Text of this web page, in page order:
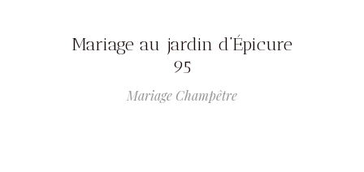
Mariage au jardin d’Épicure
95
Mariage Champêtre